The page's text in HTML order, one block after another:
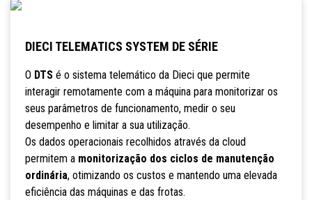
DIECI TELEMATICS SYSTEM DE SÉRIE
O DTSé o sistema telemático da Dieci que permite
interagir remotamente com a máquina para monitorizar os
seus parâmetros de funcionamento, medir o seu
desempenho e limitar a sua utilização.
Os dados operacionais recolhidos através da cloud
permitem a monitorização dos ciclos de manutenção
ordinária, otimizando os custos e mantendo uma elevada
eficiência das máquinas e das frotas.